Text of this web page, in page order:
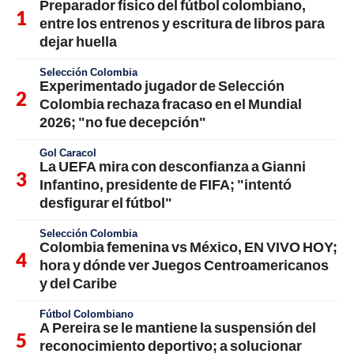
Preparador físico del fútbol colombiano,
entre los entrenos y escritura de libros para
dejar huella
Selección Colombia
Experimentado jugador de Selección
Colombia rechaza fracaso en el Mundial
2026; "no fue decepción"
Gol Caracol
La UEFA mira con desconfianza a Gianni
Infantino, presidente de FIFA; "intentó
desfigurar el fútbol"
Selección Colombia
Colombia femenina vs México, EN VIVO HOY;
hora y dónde ver Juegos Centroamericanos
y del Caribe
Fútbol Colombiano
A Pereira se le mantiene la suspensión del
reconocimiento deportivo; a solucionar